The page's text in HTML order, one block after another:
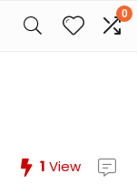
0
1 View